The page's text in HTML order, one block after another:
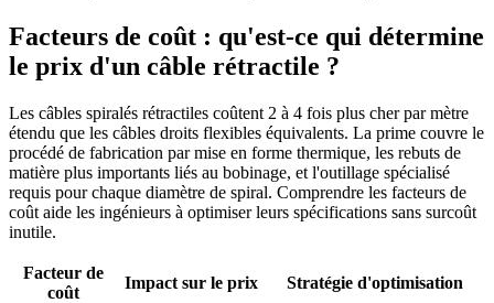
Facteurs de coût : qu'est-ce qui détermine
le prix d'un câble rétractile ?
Les câbles spiralés rétractiles coûtent 2 à 4 fois plus cher par mètre
étendu que les câbles droits flexibles équivalents. La prime couvre le
procédé de fabrication par mise en forme thermique, les rebuts de
matière plus importants liés au bobinage, et l'outillage spécialisé
requis pour chaque diamètre de spiral. Comprendre les facteurs de
coût aide les ingénieurs à optimiser leurs spécifications sans surcoût
inutile.
Facteur de
coût
Impact sur le prix Stratégie d'optimisation